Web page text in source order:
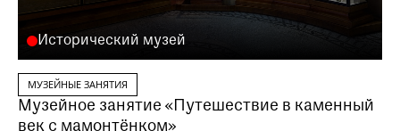
Исторический музей
МУЗЕЙНЫЕ ЗАНЯТИЯ
Музейное занятие «Путешествие в каменный
век с мамонтёнком»